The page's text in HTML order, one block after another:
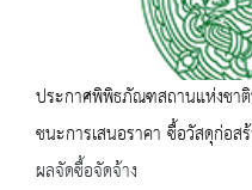
ประกาศพิพิธภัณฑสถานแห่งชา
ชนะการเสนอราคา ซื้อวัสดุก่อสร้
ผลจัดซื้อจัดจ้าง